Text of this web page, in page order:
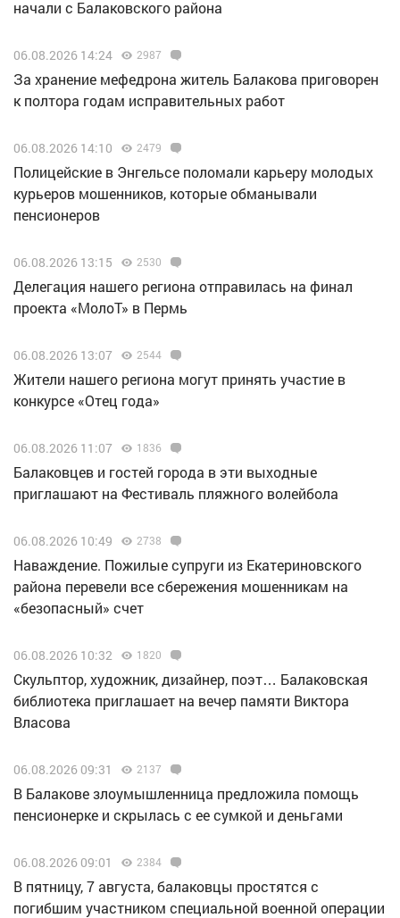
начали с Балаковского района
06.08.2026 14:24 2987
За хранение мефедрона житель Балакова приговорен
к полтора годам исправительных работ
06.08.2026 14:10 2479
Полицейские в Энгельсе поломали карьеру молодых
курьеров мошенников, которые обманывали
пенсионеров
06.08.2026 13:15 2530
Делегация нашего региона отправилась на финал
проекта «МолоТ» в Пермь
06.08.2026 13:07 2544
Жители нашего региона могут принять участие в
конкурсе «Отец года»
06.08.2026 11:07 1836
Балаковцев и гостей города в эти выходные
приглашают на Фестиваль пляжного волейбола
06.08.2026 10:49 2738
Наваждение. Пожилые супруги из Екатериновского
района перевели все сбережения мошенникам на
«безопасный» счет
06.08.2026 10:32 1820
Скульптор, художник, дизайнер, поэт… Балаковская
библиотека приглашает на вечер памяти Виктора
Власова
06.08.2026 09:31 2137
В Балакове злоумышленница предложила помощь
пенсионерке и скрылась с ее сумкой и деньгами
06.08.2026 09:01 2384
В пятницу, 7 августа, балаковцы простятся с
погибшим участником специальной военной операции